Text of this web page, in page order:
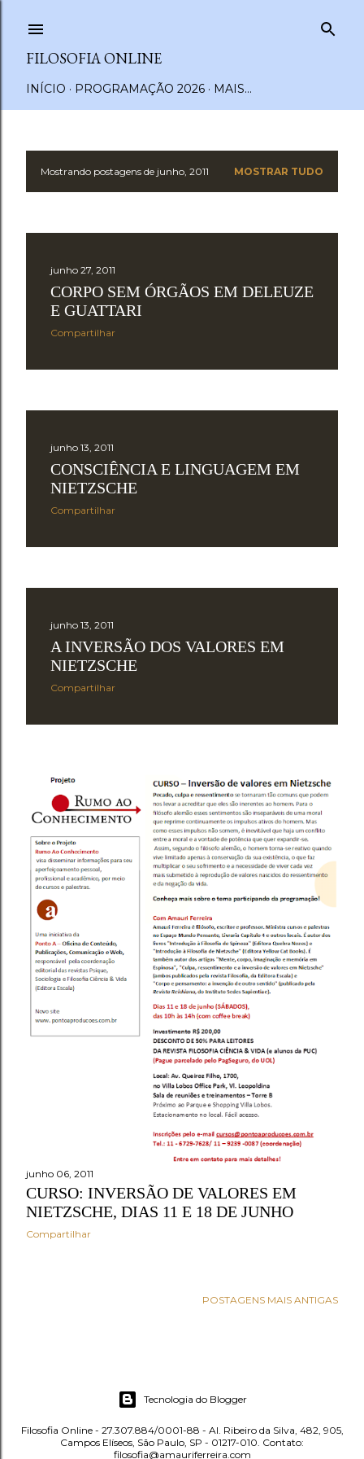
FILOSOFIA ONLINE
INÍCIO PROGRAMAÇÃO 2026 MAIS…
P
e
n
Mostrando postagens de junho, 2011 MOSTRAR TUDO
junho 27, 2011
CORPO SEM ÓRGÃOS EM DELEUZE
E GUATTARI
Compartilhar
junho 13, 2011
CONSCIÊNCIA E LINGUAGEM EM
NIETZSCHE
Compartilhar
junho 13, 2011
A INVERSÃO DOS VALORES EM
NIETZSCHE
Compartilhar
junho 06, 2011
CURSO: INVERSÃO DE VALORES EM
NIETZSCHE, DIAS 11 E 18 DE JUNHO
Compartilhar
POSTAGENS MAIS ANTIGAS
Tecnologia do Blogger
Filosofia Online - 27.307.884/0001-88 - Al. Ribeiro da Silva, 482, 905,
Campos Elíseos, São Paulo, SP - 01217-010. Contato:
filosofia@amauriferreira.com